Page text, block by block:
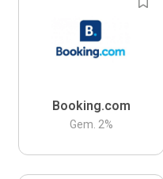
Booking.com
Gem. 2%